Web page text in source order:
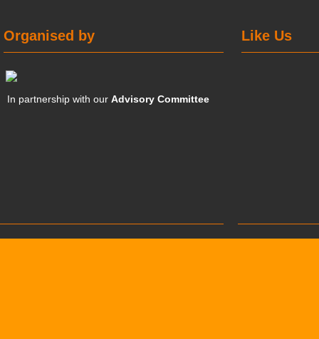
Like Us
Organised by
In partnership with ourAdvisory Committee